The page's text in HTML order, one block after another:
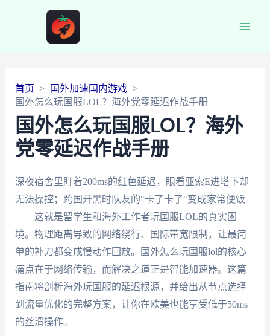
首页
国外加速国内游戏
国外怎么玩国服LOL？海外党零延迟作战手册
国外怎么玩国服LOL？海外
党零延迟作战手册
深夜宿舍里盯着200ms的红色延迟，眼看亚索E进塔下却
无法操控；跨国开黑时队友的"卡了卡了"变成家常便饭
——这就是留学生和海外工作者玩国服LOL的真实困
境。物理距离导致的网络绕行、国际带宽限制，让最简
单的补刀都变成慢动作回放。国外怎么玩国服lol的核心
痛点在于网络传输，而解决之道正是智能加速器。这篇
指南将剖析海外玩国服的延迟根源，并给出从节点选择
到流量优化的完整方案，让你在欧美也能享受低于50ms
的丝滑操作。